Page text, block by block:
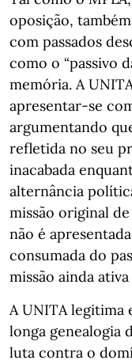
oposição,
com passados
como o “passivo
memória. A
apresentar-se
argumentando
refletida no seu
inacabada
alternância
missão original
não é
consumada do
missão ainda
A UNITA legitima
longa genealogia
luta contra o